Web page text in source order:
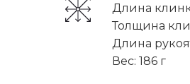
Длина
Толщина
Длина
Вес: 186 г